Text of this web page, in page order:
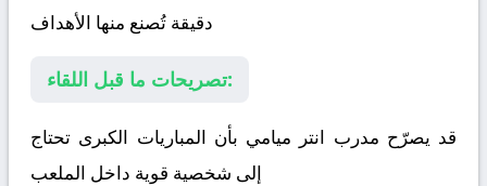
دقيقة تُصنع منها الأهداف
تصريحات ما قبل اللقاء:
قد يصرّح مدرب انتر ميامي بأن المباريات الكبرى تحتاج
إلى شخصية قوية داخل الملعب